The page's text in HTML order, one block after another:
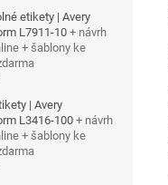
etikety | Avery
L7911-10 + návrh
+ šablony ke
| Avery
L3416-100 + návrh
+ šablony ke